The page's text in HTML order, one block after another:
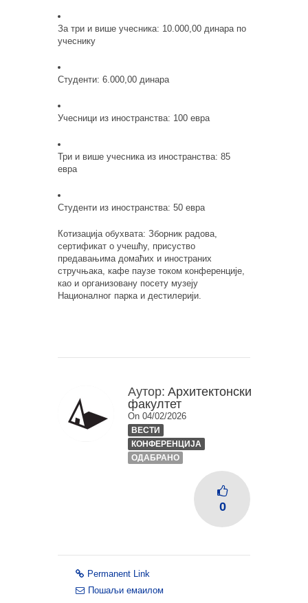
За три и више учесника: 10.000,00 динара по
учеснику
Студенти: 6.000,00 динара
Учесници из иностранства: 100 евра
Три и више учесника из иностранства: 85
евра
Студенти из иностранства: 50 евра
Котизација обухвата: Зборник радова,
сертификат о учешћу, присуство
предавањима домаћих и иностраних
стручњака, кафе паузе током конференције,
као и организовану посету музеју
Националног парка и дестилерији.
Аутор: Архитектонски
факултет
On 04/02/2026
ВЕСТИ
КОНФЕРЕНЦИЈА
ОДАБРАНО
0
Permanent Link
Пошаљи емаилом